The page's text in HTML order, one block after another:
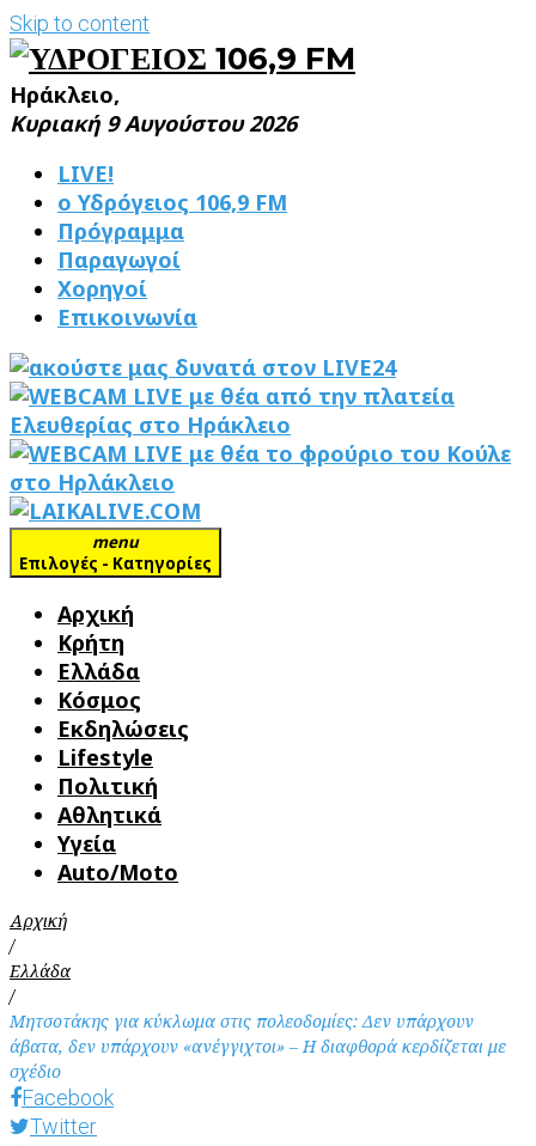
Skip to content
Ηράκλειο,
Κυριακή 9 Αυγούστου 2026
LIVE!
ο Υδρόγειος 106,9 FM
Πρόγραμμα
Παραγωγοί
Χορηγοί
Επικοινωνία
menu
Επιλογές - Κατηγορίες
Αρχική
Κρήτη
Ελλάδα
Κόσμος
Εκδηλώσεις
Lifestyle
Πολιτική
Αθλητικά
Υγεία
Auto/Moto
Αρχική
/
Ελλάδα
/
Μητσοτάκης για κύκλωμα στις πολεοδομίες: Δεν υπάρχουν
άβατα, δεν υπάρχουν «ανέγγιχτοι» – Η διαφθορά κερδίζεται με
σχέδιο
Facebook
Twitter